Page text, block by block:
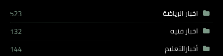
اخبار الرياضة
523
اخبار فنيه
132
أخبارالتعليم
144